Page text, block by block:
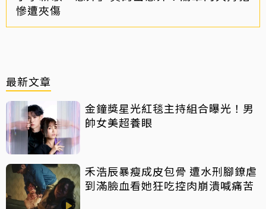
慘遭夾傷
最新文章
金鐘獎星光紅毯主持組合曝光！男
帥女美超養眼
禾浩辰暴瘦成皮包骨 遭水刑腳鐐虐
到滿臉血看她狂吃控肉崩潰喊痛苦